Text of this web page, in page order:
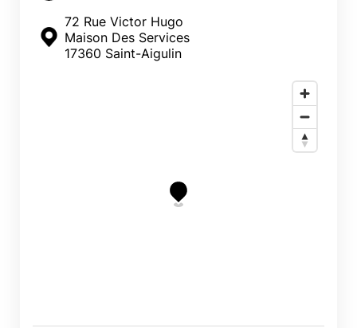
72 Rue Victor Hugo
Maison Des Services
17360 Saint-Aigulin